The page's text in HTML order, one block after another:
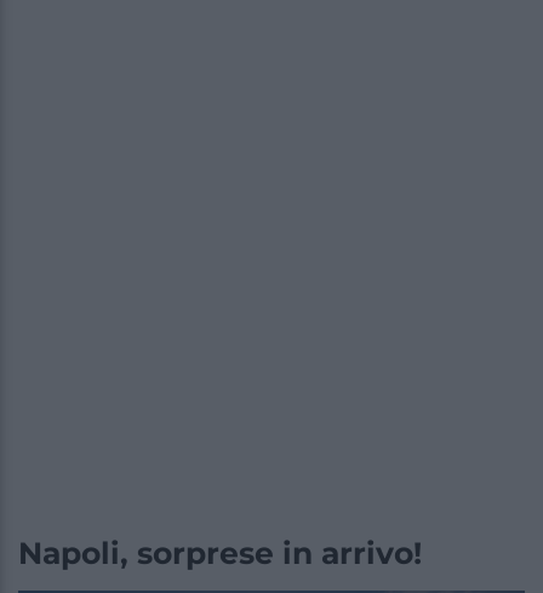
Napoli, sorprese in arrivo!